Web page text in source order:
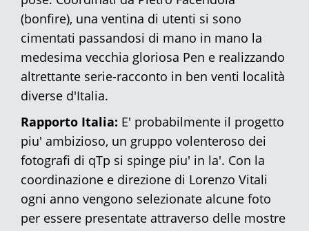
(bonfire), una ventina di utenti si sono
cimentati passandosi di mano in mano la
medesima vecchia gloriosa Pen e realizzando
altrettante serie-racconto in ben venti località
diverse d'Italia.
Rapporto Italia: E' probabilmente il progetto
piu' ambizioso, un gruppo volenteroso dei
fotografi di qTp si spinge piu' in la'. Con la
coordinazione e direzione di Lorenzo Vitali
ogni anno vengono selezionate alcune foto
per essere presentate attraverso delle mostre